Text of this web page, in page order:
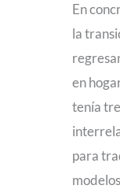
En
la
en
tenía
para